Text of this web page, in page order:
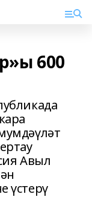
600
Авыл
үстерү